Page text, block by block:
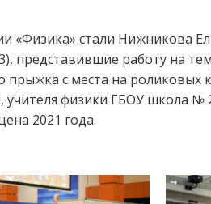
«Физика» стали Нижникова
представившие работу на
с места на роликовых
, учителя физики ГБОУ школа №
2021 года.